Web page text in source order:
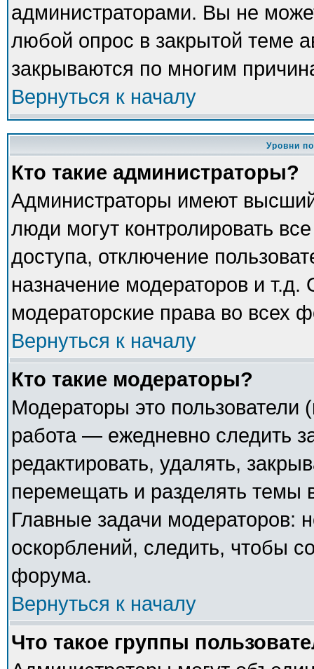
администраторами. Вы не
любой опрос в закрытой теме
закрываются по многим
Вернуться к началу
Уровни
Кто такие администраторы?
Администраторы имеют
люди могут контролировать
доступа, отключение
назначение модераторов и
модераторские права во всех
Вернуться к началу
Кто такие модераторы?
Модераторы это пользователи
работа — ежедневно следить
редактировать, удалять,
перемещать и разделять темы
Главные задачи модераторов:
оскорблений, следить, чтобы
форума.
Вернуться к началу
Что такое группы